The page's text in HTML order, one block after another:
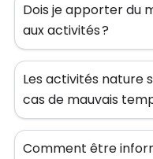
Dois je apporter du
aux activités ?
Les activités nature
cas de mauvais
Comment être